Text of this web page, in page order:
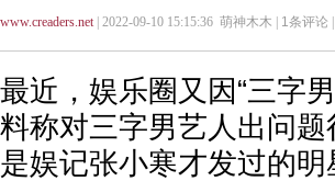
www.creaders.net| 2022-09-10 15:15:36 萌神木木 | 1条评论 |
最近，娱乐圈又因“三字
料称对三字男艺人出问
是娱记张小寒才发过的明